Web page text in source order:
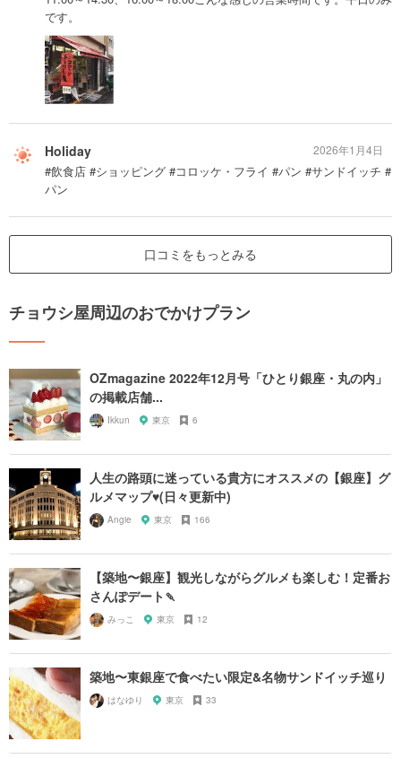
です。
Holiday
#飲食店 #ショッピング #コロッケ・フライ #パン #サンドイッチ #
パン
2026年1月4日
口コミをもっとみる
チョウシ屋周辺のおでかけプラン
OZmagazine 2022年12月号「ひとり銀座・丸の内」
の掲載店舗...
Ikkun 東京 6
人生の路頭に迷っている貴方にオススメの【銀座】グ
ルメマップ♥︎(日々更新中)
Angie 東京 166
【築地〜銀座】観光しながらグルメも楽しむ！定番お
さんぽデート🍡
みっこ 東京 12
築地〜東銀座で食べたい限定&名物サンドイッチ巡り
はなゆり 東京 33